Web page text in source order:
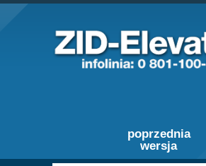
poprzednia
wersja